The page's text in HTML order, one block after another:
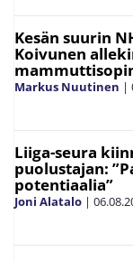
Kesän suurin
Koivunen
Markus Nuutinen |
Liiga-seura
puolustajan:
potentiaalia”
Joni Alatalo |